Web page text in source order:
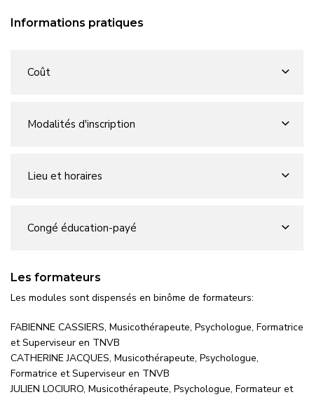
Informations pratiques
Coût
Modalités d'inscription
Lieu et horaires
Congé éducation-payé
Les formateurs
Les modules sont dispensés en binôme de formateurs:
FABIENNE CASSIERS, Musicothérapeute, Psychologue, Formatrice
et Superviseur en TNVB
CATHERINE JACQUES, Musicothérapeute, Psychologue,
Formatrice et Superviseur en TNVB
JULIEN LOCIURO, Musicothérapeute, Psychologue, Formateur et